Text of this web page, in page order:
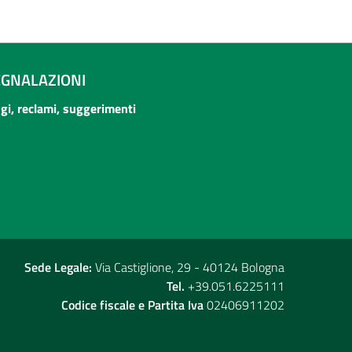
reclami, suggerimenti
Sede Legale: Via Castiglione, 29 - 40124 Bologna
Tel. +39.051.6225111
Codice fiscale e Partita Iva02406911202